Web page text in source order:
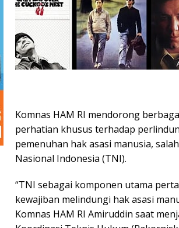
Komnas HAM RI mendorong
perhatian khusus terhadap
pemenuhan hak asasi manusia,
Nasional Indonesia (TNI).
“TNI sebagai komponen utama
kewajiban melindungi hak asasi
Komnas HAM RI Amiruddin saat